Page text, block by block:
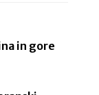
in gore